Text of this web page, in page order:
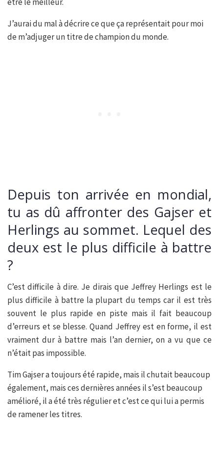
J’aurai du mal à décrire ce que ça représentait pour moi
de m’adjuger un titre de champion du monde.
Depuis ton arrivée en mondial,
tu as dû affronter des Gajser et
Herlings au sommet. Lequel des
deux est le plus difficile à battre
?
C’est difficile à dire. Je dirais que Jeffrey Herlings est le
plus difficile à battre la plupart du temps car il est très
souvent le plus rapide en piste mais il fait beaucoup
d’erreurs et se blesse. Quand Jeffrey est en forme, il est
vraiment dur à battre mais l’an dernier, on a vu que ce
n’était pas impossible.
Tim Gajser a toujours été rapide, mais il chutait beaucoup
également, mais ces dernières années il s’est beaucoup
amélioré, il a été très régulier et c’est ce qui lui a permis
de ramener les titres.